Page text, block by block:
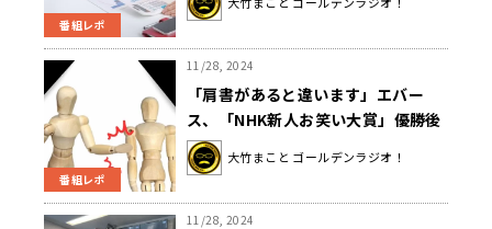
番組レポ
番組レポ
11/28, 2024
「肩書があると違います」エバー
ス、「NHK新人お笑い大賞」優勝後
の変化を語る
大竹まこと ゴールデンラジオ！
11/28, 2024